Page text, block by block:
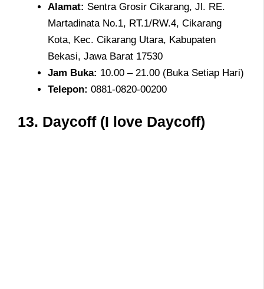
Alamat: Sentra Grosir Cikarang, Jl. RE.
Martadinata No.1, RT.1/RW.4, Cikarang
Kota, Kec. Cikarang Utara, Kabupaten
Bekasi, Jawa Barat 17530
Jam Buka: 10.00 – 21.00 (Buka Setiap Hari)
Telepon: 0881-0820-00200
13. Daycoff (I love Daycoff)